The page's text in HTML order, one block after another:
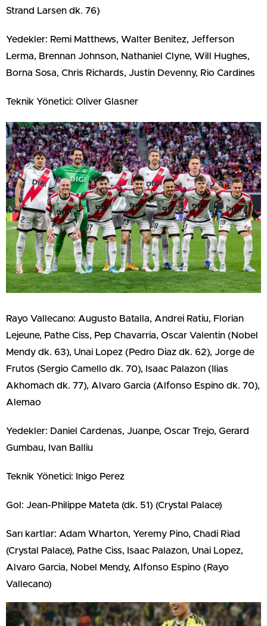
Strand Larsen dk. 76)
Yedekler: Remi Matthews, Walter Benitez, Jefferson
Lerma, Brennan Johnson, Nathaniel Clyne, Will Hughes,
Borna Sosa, Chris Richards, Justin Devenny, Rio Cardines
Teknik Yönetici: Oliver Glasner
Rayo Vallecano: Augusto Batalla, Andrei Ratiu, Florian
Lejeune, Pathe Ciss, Pep Chavarria, Oscar Valentin (Nobel
Mendy dk. 63), Unai Lopez (Pedro Diaz dk. 62), Jorge de
Frutos (Sergio Camello dk. 70), Isaac Palazon (Ilias
Akhomach dk. 77), Alvaro Garcia (Alfonso Espino dk. 70),
Alemao
Yedekler: Daniel Cardenas, Juanpe, Oscar Trejo, Gerard
Gumbau, Ivan Balliu
Teknik Yönetici: Inigo Perez
Gol: Jean-Philippe Mateta (dk. 51) (Crystal Palace)
Sarı kartlar: Adam Wharton, Yeremy Pino, Chadi Riad
(Crystal Palace), Pathe Ciss, Isaac Palazon, Unai Lopez,
Alvaro Garcia, Nobel Mendy, Alfonso Espino (Rayo
Vallecano)